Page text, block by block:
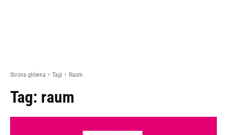
Strona główna Tagi Raum
Tag: raum